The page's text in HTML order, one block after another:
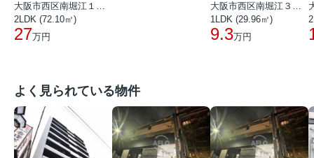
大阪市西区南堀江１丁目
2LDK (72.10㎡)
27万円
大阪市西区南堀江３丁目
1LDK (29.96㎡)
9.3万円
よく見られている物件